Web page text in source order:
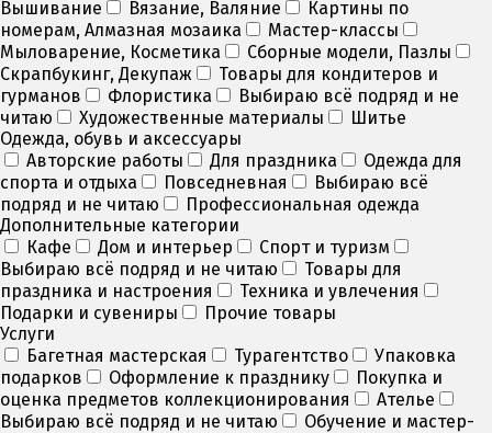
Вышивание
Вязание, Валяние
Картины по
номерам, Алмазная мозаика
Мастер-классы
Мыловарение, Косметика
Сборные модели, Пазлы
Скрапбукинг, Декупаж
Товары для кондитеров и
гурманов
Флористика
Выбираю всё подряд и не
читаю
Художественные материалы
Шитье
Одежда, обувь и аксессуары
Авторские работы
Для праздника
Одежда для
спорта и отдыха
Повседневная
Выбираю всё
подряд и не читаю
Профессиональная одежда
Дополнительные категории
Кафе
Дом и интерьер
Спорт и туризм
Выбираю всё подряд и не читаю
Товары для
праздника и настроения
Техника и увлечения
Подарки и сувениры
Прочие товары
Услуги
Багетная мастерская
Турагентство
Упаковка
подарков
Оформление к празднику
Покупка и
оценка предметов коллекционирования
Ателье
Выбираю всё подряд и не читаю
Обучение и мастер-